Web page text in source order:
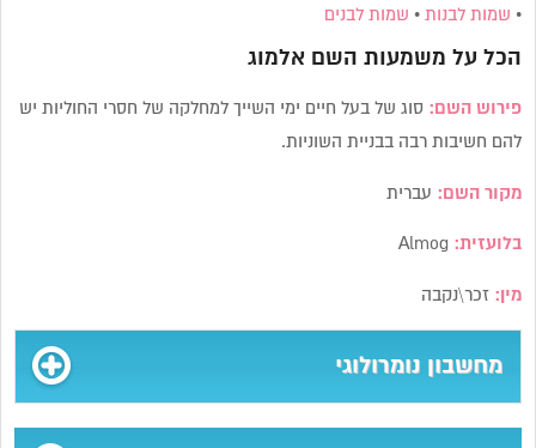
• שמות לבנות • שמות לבנים
הכל על משמעות השם אלמוג
פירוש השם: סוג של בעל חיים ימי השייך למחלקה של חסרי החוליות יש
להם חשיבות רבה בבניית השוניות.
מקור השם: עברית
בלועזית:
מין: זכר\נקבה
מחשבון נומרולוגי